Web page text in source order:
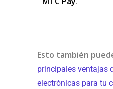
.
Esto también
principales ventajas
electrónicas para tu